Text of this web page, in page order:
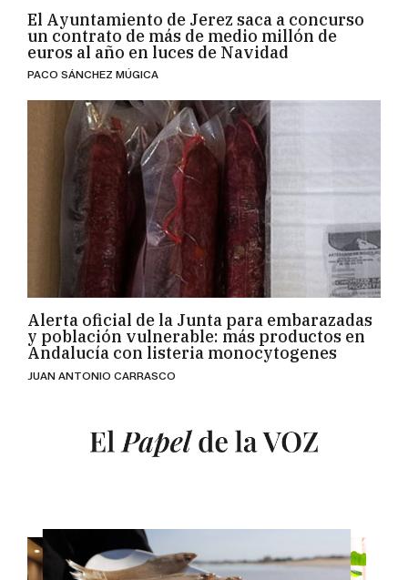
El Ayuntamiento de Jerez saca a concurso
un contrato de más de medio millón de
euros al año en luces de Navidad
PACO SÁNCHEZ MÚGICA
Alerta oficial de la Junta para embarazadas
y población vulnerable: más productos en
Andalucía con listeria monocytogenes
JUAN ANTONIO CARRASCO